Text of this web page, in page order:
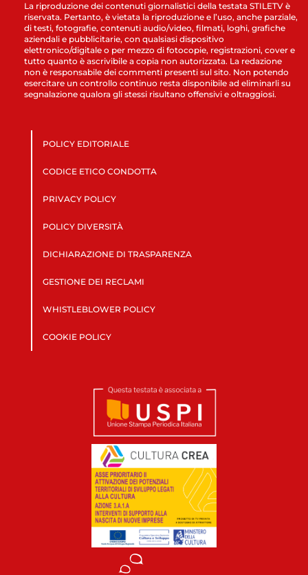
La riproduzione dei contenuti giornalistici della testata STILETV è
riservata. Pertanto, è vietata la riproduzione e l’uso, anche parziale,
di testi, fotografie, contenuti audio/video, filmati, loghi, grafiche
aziendali e pubblicitarie, con qualsiasi dispositivo
elettronico/digitale o per mezzo di fotocopie, registrazioni, cover e
tutto quanto è ascrivibile a copia non autorizzata. La redazione
non è responsabile dei commenti presenti sul sito. Non potendo
esercitare un controllo continuo resta disponibile ad eliminarli su
segnalazione qualora gli stessi risultano offensivi e oltraggiosi.
POLICY EDITORIALE
CODICE ETICO CONDOTTA
PRIVACY POLICY
POLICY DIVERSITÀ
DICHIARAZIONE DI TRASPARENZA
GESTIONE DEI RECLAMI
WHISTLEBLOWER POLICY
COOKIE POLICY